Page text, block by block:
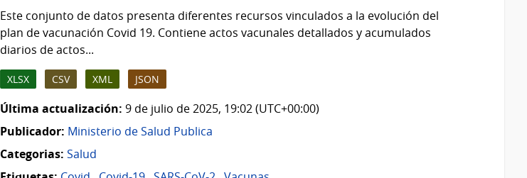
Este conjunto de datos presenta diferentes recursos vinculados a la evolución del
plan de vacunación Covid 19. Contiene actos vacunales detallados y acumulados
diarios de actos...
XLSX CSV XML JSON
Última actualización: 9 de julio de 2025, 19:02 (UTC+00:00)
Publicador: Ministerio de Salud Publica
Categorias: Salud